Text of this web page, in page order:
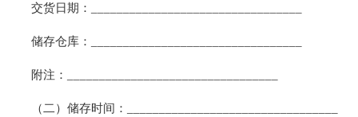
交货日期：_________________________________
储存仓库：_________________________________
附注：_________________________________
（二）储存时间：_________________________________